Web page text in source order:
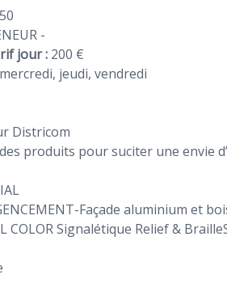
-
jour :200 €
jeudi, vendredi
Districom
produits pour suciter une envie
Façade aluminium et
COLOR Signalétique Relief &